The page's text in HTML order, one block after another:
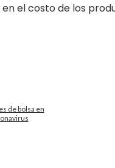
el costo de los
de bolsa en